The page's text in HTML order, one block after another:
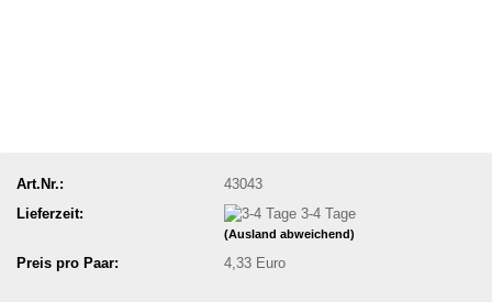
Art.Nr.:
43043
Lieferzeit:
3-4 Tage
(Ausland abweichend)
Preis pro Paar: 4,33 Euro